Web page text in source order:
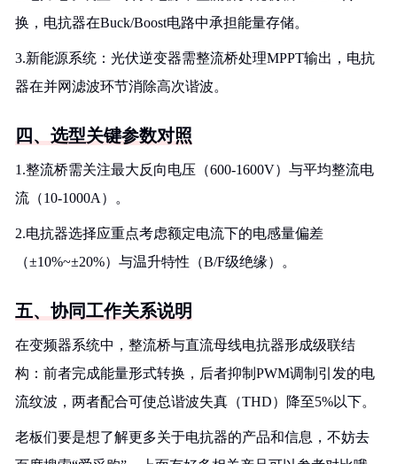
换，电抗器在Buck/Boost电路中承担能量存储。
3.新能源系统：光伏逆变器需整流桥处理MPPT输出，电抗
器在并网滤波环节消除高次谐波。
四、选型关键参数对照
1.整流桥需关注最大反向电压（600-1600V）与平均整流电
流（10-1000A）。
2.电抗器选择应重点考虑额定电流下的电感量偏差
（±10%~±20%）与温升特性（B/F级绝缘）。
五、协同工作关系说明
在变频器系统中，整流桥与直流母线电抗器形成级联结
构：前者完成能量形式转换，后者抑制PWM调制引发的电
流纹波，两者配合可使总谐波失真（THD）降至5%以下。
老板们要是想了解更多关于电抗器的产品和信息，不妨去